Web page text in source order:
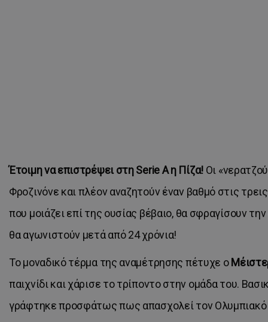
Έτοιμη να επιστρέψει στη Serie A η Πίζα! Οι
Φροζινόνε και πλέον αναζητούν έναν βαθμό στις
που μοιάζει επί της ουσίας βέβαιο, θα σφραγίσουν
θα αγωνιστούν μετά από 24 χρόνια!
Το μοναδικό τέρμα της αναμέτρησης πέτυχε ο
παιχνίδι και χάρισε το τρίποντο στην ομάδα του.
γράφτηκε προσφάτως πως απασχολεί τον Ολυμπιακό